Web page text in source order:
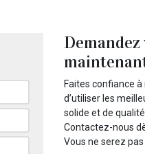
Faites confiance
d’utiliser les
solide et de
Contactez-nous
Vous ne serez